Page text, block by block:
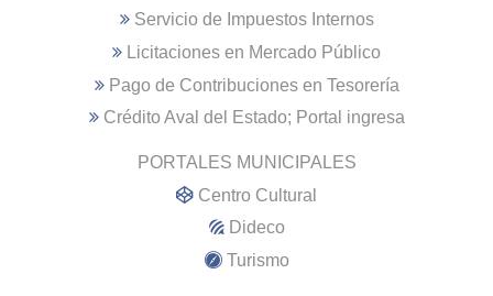
Servicio de Impuestos Internos
Licitaciones en Mercado Público
Pago de Contribuciones en Tesorería
Crédito Aval del Estado; Portal ingresa
PORTALES MUNICIPALES
Centro Cultural
Dideco
Turismo